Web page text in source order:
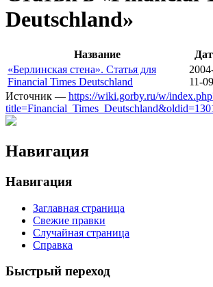
Deutschland»
Название
«Берлинская стена». Статья для
Financial Times Deutschland
11-09
Источник — https://wiki.gorby.ru/w/
Навигация
Навигация
Заглавная страница
Свежие правки
Случайная страница
Справка
Быстрый переход